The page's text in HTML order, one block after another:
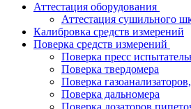
Аттестация оборудования
Аттестация сушильного
Калибровка средств измерений
Поверка средств измерений
Поверка пресс
Поверка твердомера
Поверка
Поверка дальномера
Поверка дозаторов